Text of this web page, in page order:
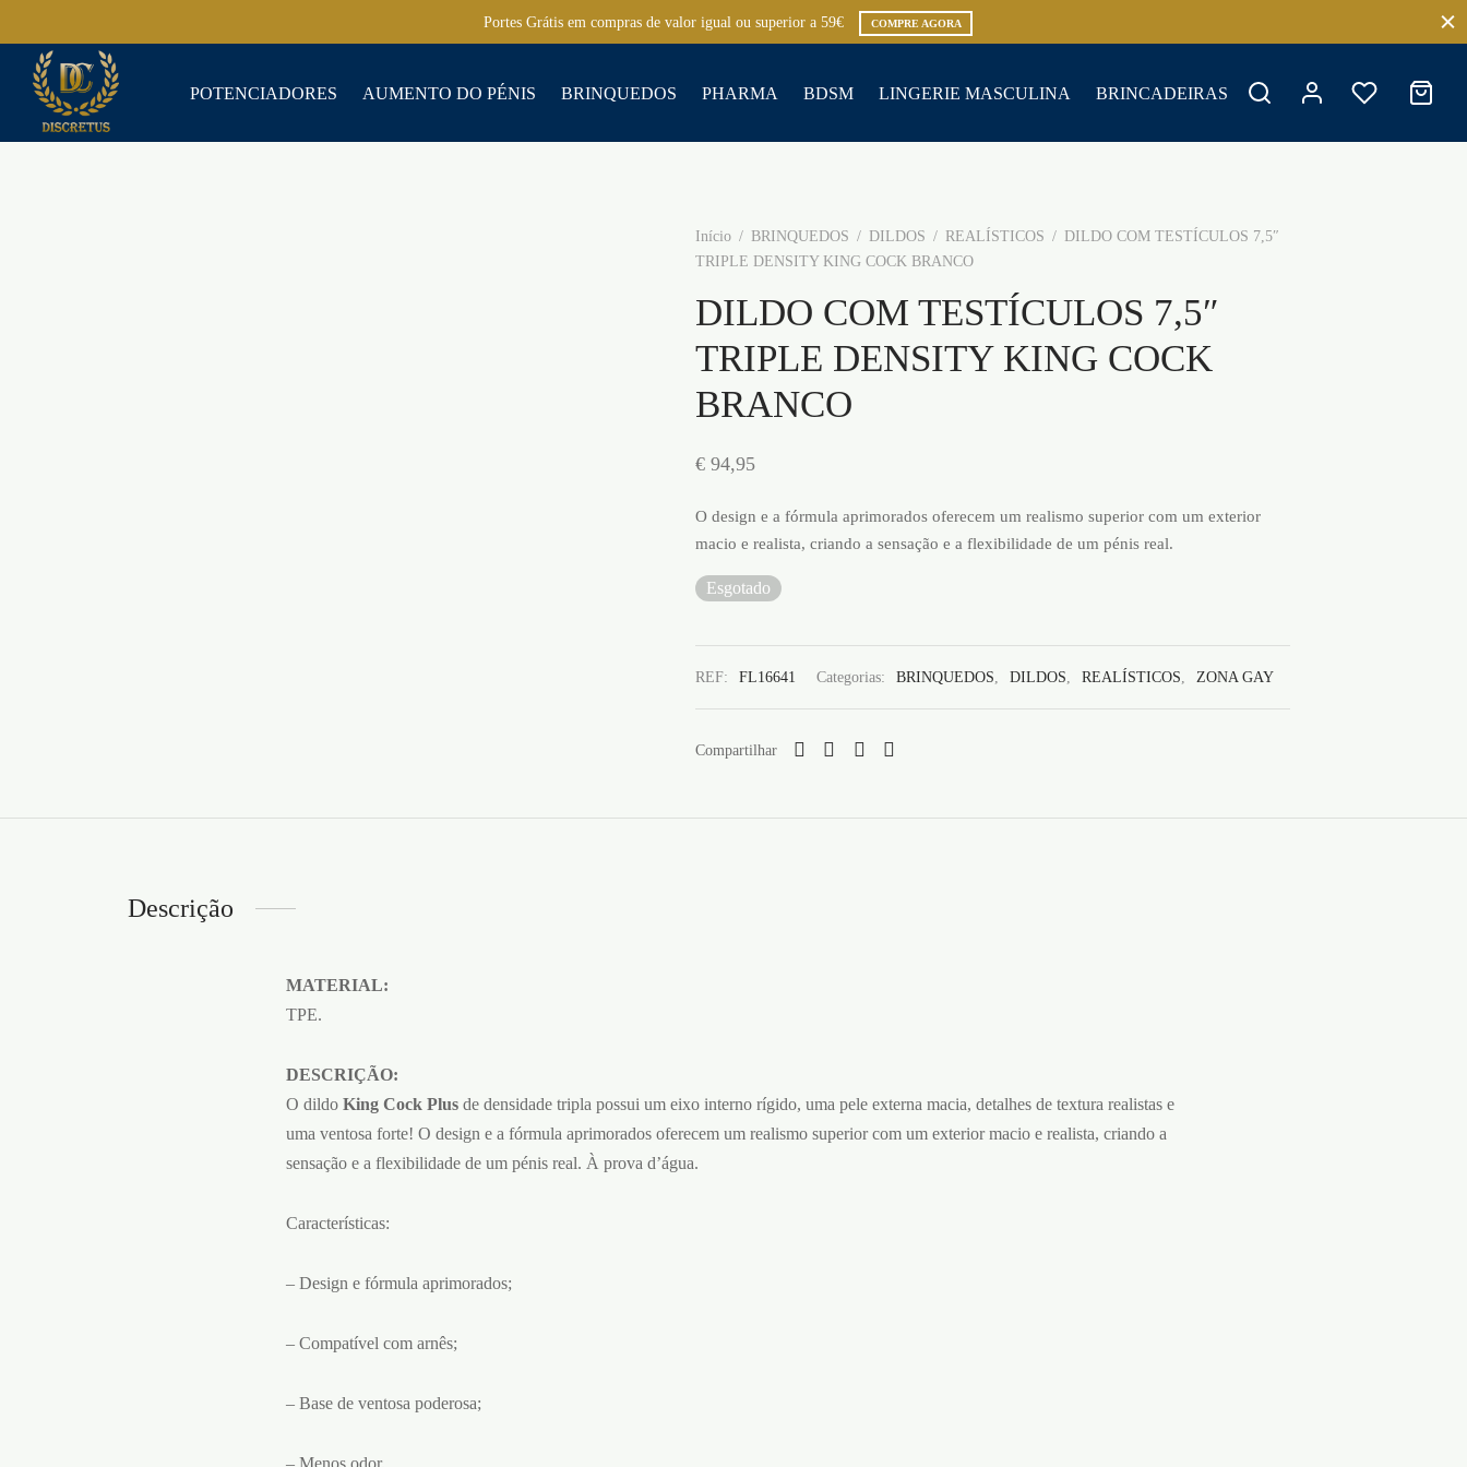
Portes Grátis em compras de valor igual ou superior a 59€ COMPRE AGORA
POTENCIADORES AUMENTO DO PÉNIS BRINQUEDOS PHARMA BDSM LINGERIE MASCULINA BRINCADEIRAS
Início / BRINQUEDOS / DILDOS / REALÍSTICOS / DILDO COM TESTÍCULOS 7,5″
TRIPLE DENSITY KING COCK BRANCO
DILDO COM TESTÍCULOS 7,5″
TRIPLE DENSITY KING COCK
BRANCO
€ 94,95
O design e a fórmula aprimorados oferecem um realismo superior com um exterior
macio e realista, criando a sensação e a flexibilidade de um pénis real.
Esgotado
REF: FL16641 Categorias: BRINQUEDOS, DILDOS, REALÍSTICOS, ZONA GAY
Compartilhar
Descrição
MATERIAL:
TPE.
DESCRIÇÃO:
O dildo King Cock Plus de densidade tripla possui um eixo interno rígido, uma pele externa macia, detalhes de textura realistas e
uma ventosa forte! O design e a fórmula aprimorados oferecem um realismo superior com um exterior macio e realista, criando a
sensação e a flexibilidade de um pénis real. À prova d’água.
Características:
– Design e fórmula aprimorados;
– Compatível com arnês;
– Base de ventosa poderosa;
– Menos odor.